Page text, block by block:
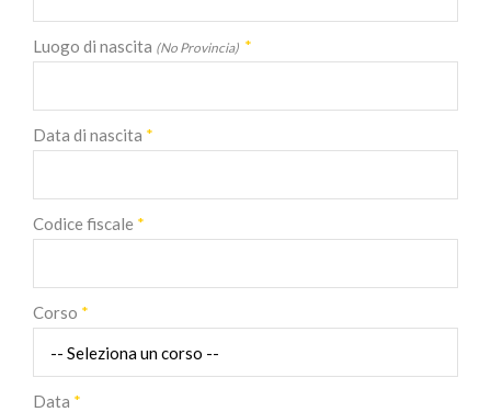
Luogo di nascita (No Provincia) *
Data di nascita *
Codice fiscale *
Corso *
Data *